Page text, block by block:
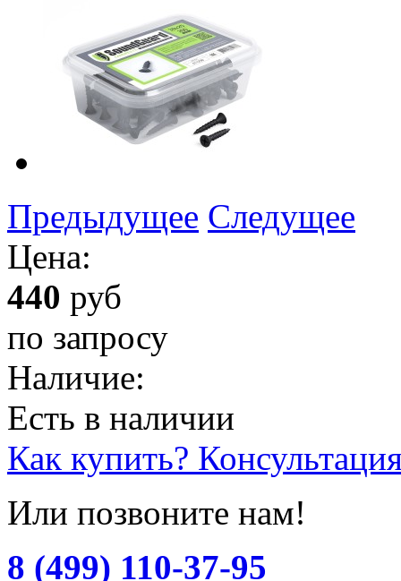
Предыдущее Следущее
Цена:
440 руб
по запросу
Наличие:
Есть в наличии
Как купить?
Или позвоните нам!
8 (499) 110-37-95